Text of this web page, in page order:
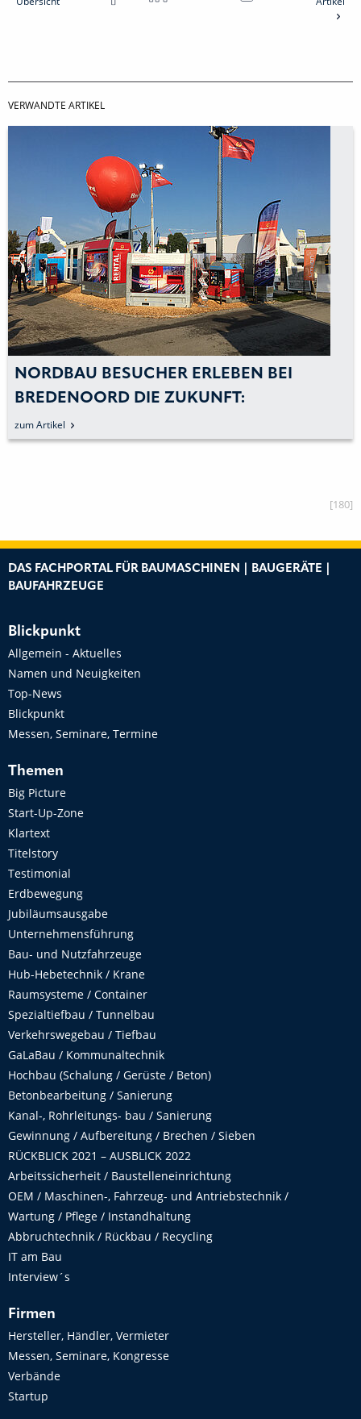
VERWANDTE ARTIKEL
NORDBAU BESUCHER ERLEBEN BEI
BREDENOORD DIE ZUKUNFT:
HYBRIDENERGIE AUF DER BAUSTELLE
zum Artikel
[180]
DAS FACHPORTAL FÜR BAUMASCHINEN | BAUGERÄTE |
BAUFAHRZEUGE
Blickpunkt
Allgemein - Aktuelles
Namen und Neuigkeiten
Top-News
Blickpunkt
Messen, Seminare, Termine
Themen
Big Picture
Start-Up-Zone
Klartext
Titelstory
Testimonial
Erdbewegung
Jubiläumsausgabe
Unternehmensführung
Bau- und Nutzfahrzeuge
Hub-Hebetechnik / Krane
Raumsysteme / Container
Spezialtiefbau / Tunnelbau
Verkehrswegebau / Tiefbau
GaLaBau / Kommunaltechnik
Hochbau (Schalung / Gerüste / Beton)
Betonbearbeitung / Sanierung
Kanal-, Rohrleitungs- bau / Sanierung
Gewinnung / Aufbereitung / Brechen / Sieben
RÜCKBLICK 2021 – AUSBLICK 2022
Arbeitssicherheit / Baustelleneinrichtung
OEM / Maschinen-, Fahrzeug- und Antriebstechnik /
Wartung / Pflege / Instandhaltung
Abbruchtechnik / Rückbau / Recycling
IT am Bau
Interview´s
Firmen
Hersteller, Händler, Vermieter
Messen, Seminare, Kongresse
Verbände
Startup